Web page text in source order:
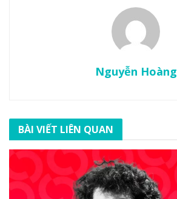
Nguyễn Hoàng
BÀI VIẾT LIÊN QUAN